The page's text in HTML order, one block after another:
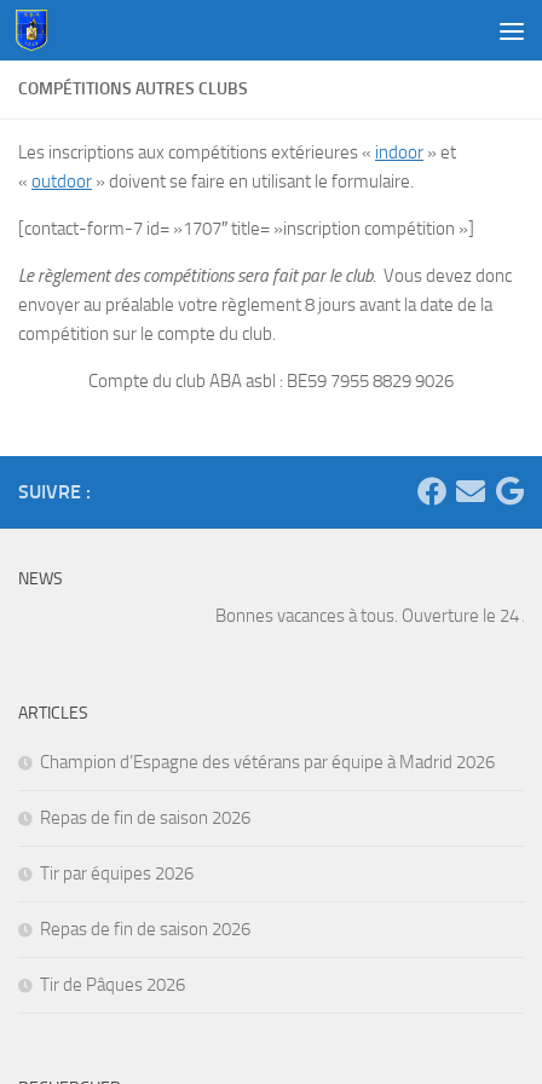
Au dessous du contenu
COMPÉTITIONS AUTRES CLUBS
Les inscriptions aux compétitions extérieures « indoor » et
« outdoor » doivent se faire en utilisant le formulaire.
[contact-form-7 id= »1707″ title= »inscription compétition »]
Le règlement des compétitions sera fait par le club. Vous devez donc
envoyer au préalable votre règlement 8 jours avant la date de la
compétition sur le compte du club.
Compte du club ABA asbl : BE59 7955 8829 9026
SUIVRE :
NEWS
Bonnes vacances à tous. Ouverture le 24
ARTICLES
Champion d’Espagne des vétérans par équipe à Madrid 2026
Repas de fin de saison 2026
Tir par équipes 2026
Repas de fin de saison 2026
Tir de Pâques 2026